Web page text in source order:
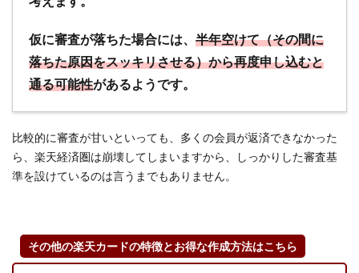
仮に審査が落ちた場合には、 半年空けて（その間に
落ちた原因をスッキリさせる）から再度申し込むと
通る可能性があるようです。
比較的に審査が甘いといっても、多くの会員が返済できなかった
ら、楽天経済圏は崩壊してしまいますから、しっかりした審査基
準を設けているのは言うまでもありません。
その他の楽天カードの特徴とお得な作成方法はこちら